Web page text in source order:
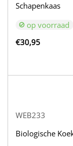
Schapenkaas
op voorraad
€30,95
WEB233
Biologische